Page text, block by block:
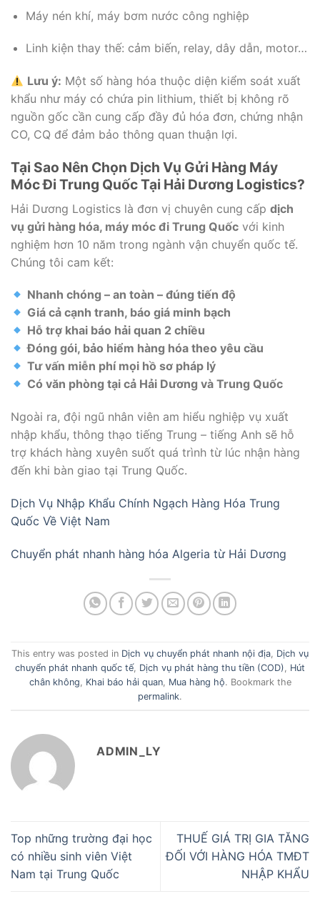
Máy nén khí, máy bơm nước công nghiệp
Linh kiện thay thế: cảm biến, relay, dây dẫn, motor…
Lưu ý: Một số hàng hóa thuộc diện kiểm soát xuất
khẩu như máy có chứa pin lithium, thiết bị không rõ
nguồn gốc cần cung cấp đầy đủ hóa đơn, chứng nhận
CO, CQ để đảm bảo thông quan thuận lợi.
Tại Sao Nên Chọn Dịch Vụ Gửi Hàng Máy
Móc Đi Trung Quốc Tại Hải Dương Logistics?
Hải Dương Logistics là đơn vị chuyên cung cấp dịch
vụ gửi hàng hóa, máy móc đi Trung Quốc với kinh
nghiệm hơn 10 năm trong ngành vận chuyển quốc tế.
Chúng tôi cam kết:
Nhanh chóng – an toàn – đúng tiến độ
Giá cả cạnh tranh, báo giá minh bạch
Hỗ trợ khai báo hải quan 2 chiều
Đóng gói, bảo hiểm hàng hóa theo yêu cầu
Tư vấn miễn phí mọi hồ sơ pháp lý
Có văn phòng tại cả Hải Dương và Trung Quốc
Ngoài ra, đội ngũ nhân viên am hiểu nghiệp vụ xuất
nhập khẩu, thông thạo tiếng Trung – tiếng Anh sẽ hỗ
trợ khách hàng xuyên suốt quá trình từ lúc nhận hàng
đến khi bàn giao tại Trung Quốc.
Dịch Vụ Nhập Khẩu Chính Ngạch Hàng Hóa Trung
Quốc Về Việt Nam
Chuyển phát nhanh hàng hóa Algeria từ Hải Dương
This entry was posted in Dịch vụ chuyển phát nhanh nội địa, Dịch vụ
chuyển phát nhanh quốc tế, Dịch vụ phát hàng thu tiền (COD), Hút
chân không, Khai báo hải quan, Mua hàng hộ. Bookmark the
permalink.
ADMIN_LY
Top những trường đại học
có nhiều sinh viên Việt
Nam tại Trung Quốc
THUẾ GIÁ TRỊ GIA TĂNG
ĐỐI VỚI HÀNG HÓA TMĐT
NHẬP KHẨU